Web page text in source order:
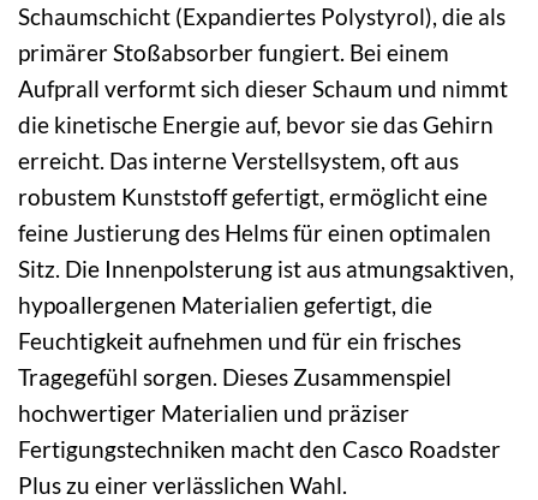
Schaumschicht (Expandiertes Polystyrol), die als
primärer Stoßabsorber fungiert. Bei einem
Aufprall verformt sich dieser Schaum und nimmt
die kinetische Energie auf, bevor sie das Gehirn
erreicht. Das interne Verstellsystem, oft aus
robustem Kunststoff gefertigt, ermöglicht eine
feine Justierung des Helms für einen optimalen
Sitz. Die Innenpolsterung ist aus atmungsaktiven,
hypoallergenen Materialien gefertigt, die
Feuchtigkeit aufnehmen und für ein frisches
Tragegefühl sorgen. Dieses Zusammenspiel
hochwertiger Materialien und präziser
Fertigungstechniken macht den Casco Roadster
Plus zu einer verlässlichen Wahl.